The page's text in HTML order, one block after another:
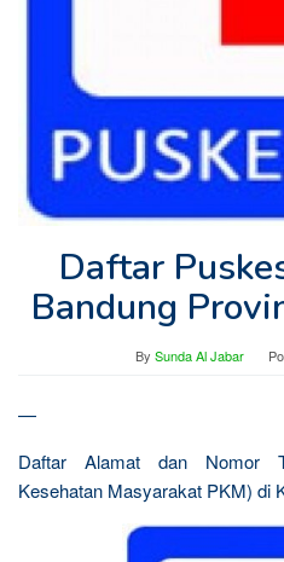
Daftar
Bandung
By Sunda Al Jabar
—
Daftar Alamat dan Nomor
Kesehatan Masyarakat PKM) di